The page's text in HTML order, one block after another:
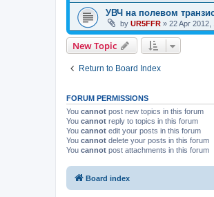
УВЧ на полевом
by UR5FFR » 22 Apr 2012,
New Topic
Return to Board Index
FORUM PERMISSIONS
You cannot post new topics in this forum
You cannot reply to topics in this forum
You cannot edit your posts in this forum
You cannot delete your posts in this forum
You cannot post attachments in this forum
Board index